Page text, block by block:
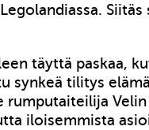
Siitäs
täyttä paskaa,
synkeä tilitys
rumputaiteilija
iloisemmista